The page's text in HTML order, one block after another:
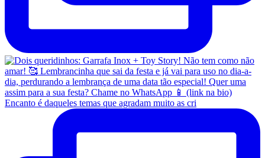
Encanto é daqueles temas que agradam muito as cri